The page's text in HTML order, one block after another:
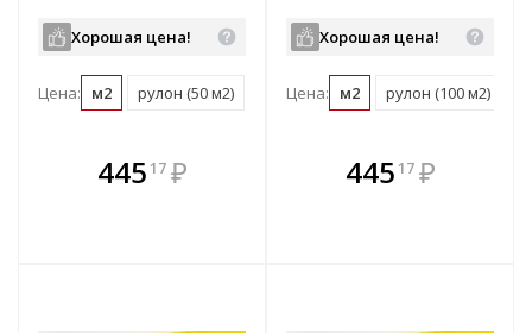
резка)Хорошая цена!
Цена: м2 рулон (50 м2)
445 17 ₽
В комплекте
всегда выгоднее!
резка)Хорошая цена!
Цена: м2 рулон (100 м2)
В комплекте
всегда выгоднее!
445 17 ₽